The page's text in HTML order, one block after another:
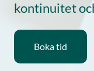
kontinuitet
Boka tid